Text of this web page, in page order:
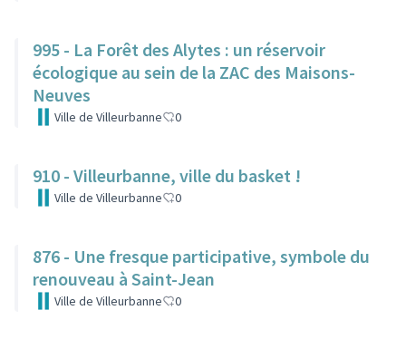
995 - La Forêt des Alytes : un réservoir
écologique au sein de la ZAC des Maisons-
Neuves
Ville de Villeurbanne 0
910 - Villeurbanne, ville du basket !
Ville de Villeurbanne 0
876 - Une fresque participative, symbole du
renouveau à Saint-Jean
Ville de Villeurbanne 0